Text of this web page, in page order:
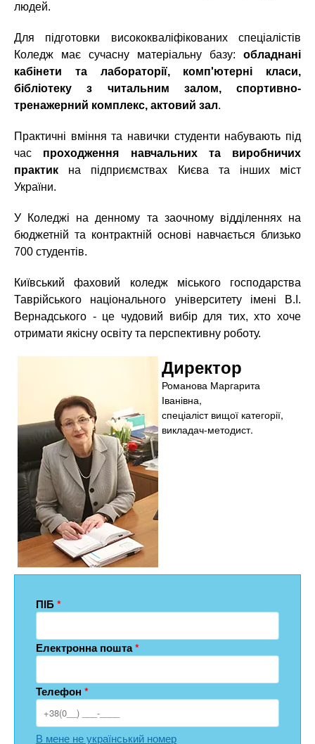
людей.
Для підготовки висококваліфікованих спеціалістів
Коледж має сучасну матеріальну базу: обладнані
кабінети та лабораторії, комп'ютерні класи,
бібліотеку з читальним залом, спортивно-
тренажерний комплекс, актовий зал.
Практичні вміння та навички студенти набувають під
час проходження навчальних та виробничих
практик на підприємствах Києва та інших міст
України.
У Коледжі на денному та заочному відділеннях на
бюджетній та контрактній основі навчається близько
700 студентів.
Київський фаховий коледж міського господарства
Таврійського національного університету імені В.І.
Вернадського - це чудовий вибір для тих, хто хоче
отримати якісну освіту та перспективну роботу.
Директор
Романова Маргарита
Іванівна,
спеціаліст вищої категорії,
викладач-методист.
ПІБ*
Електронна пошта*
Телефон *
В мене не український номер